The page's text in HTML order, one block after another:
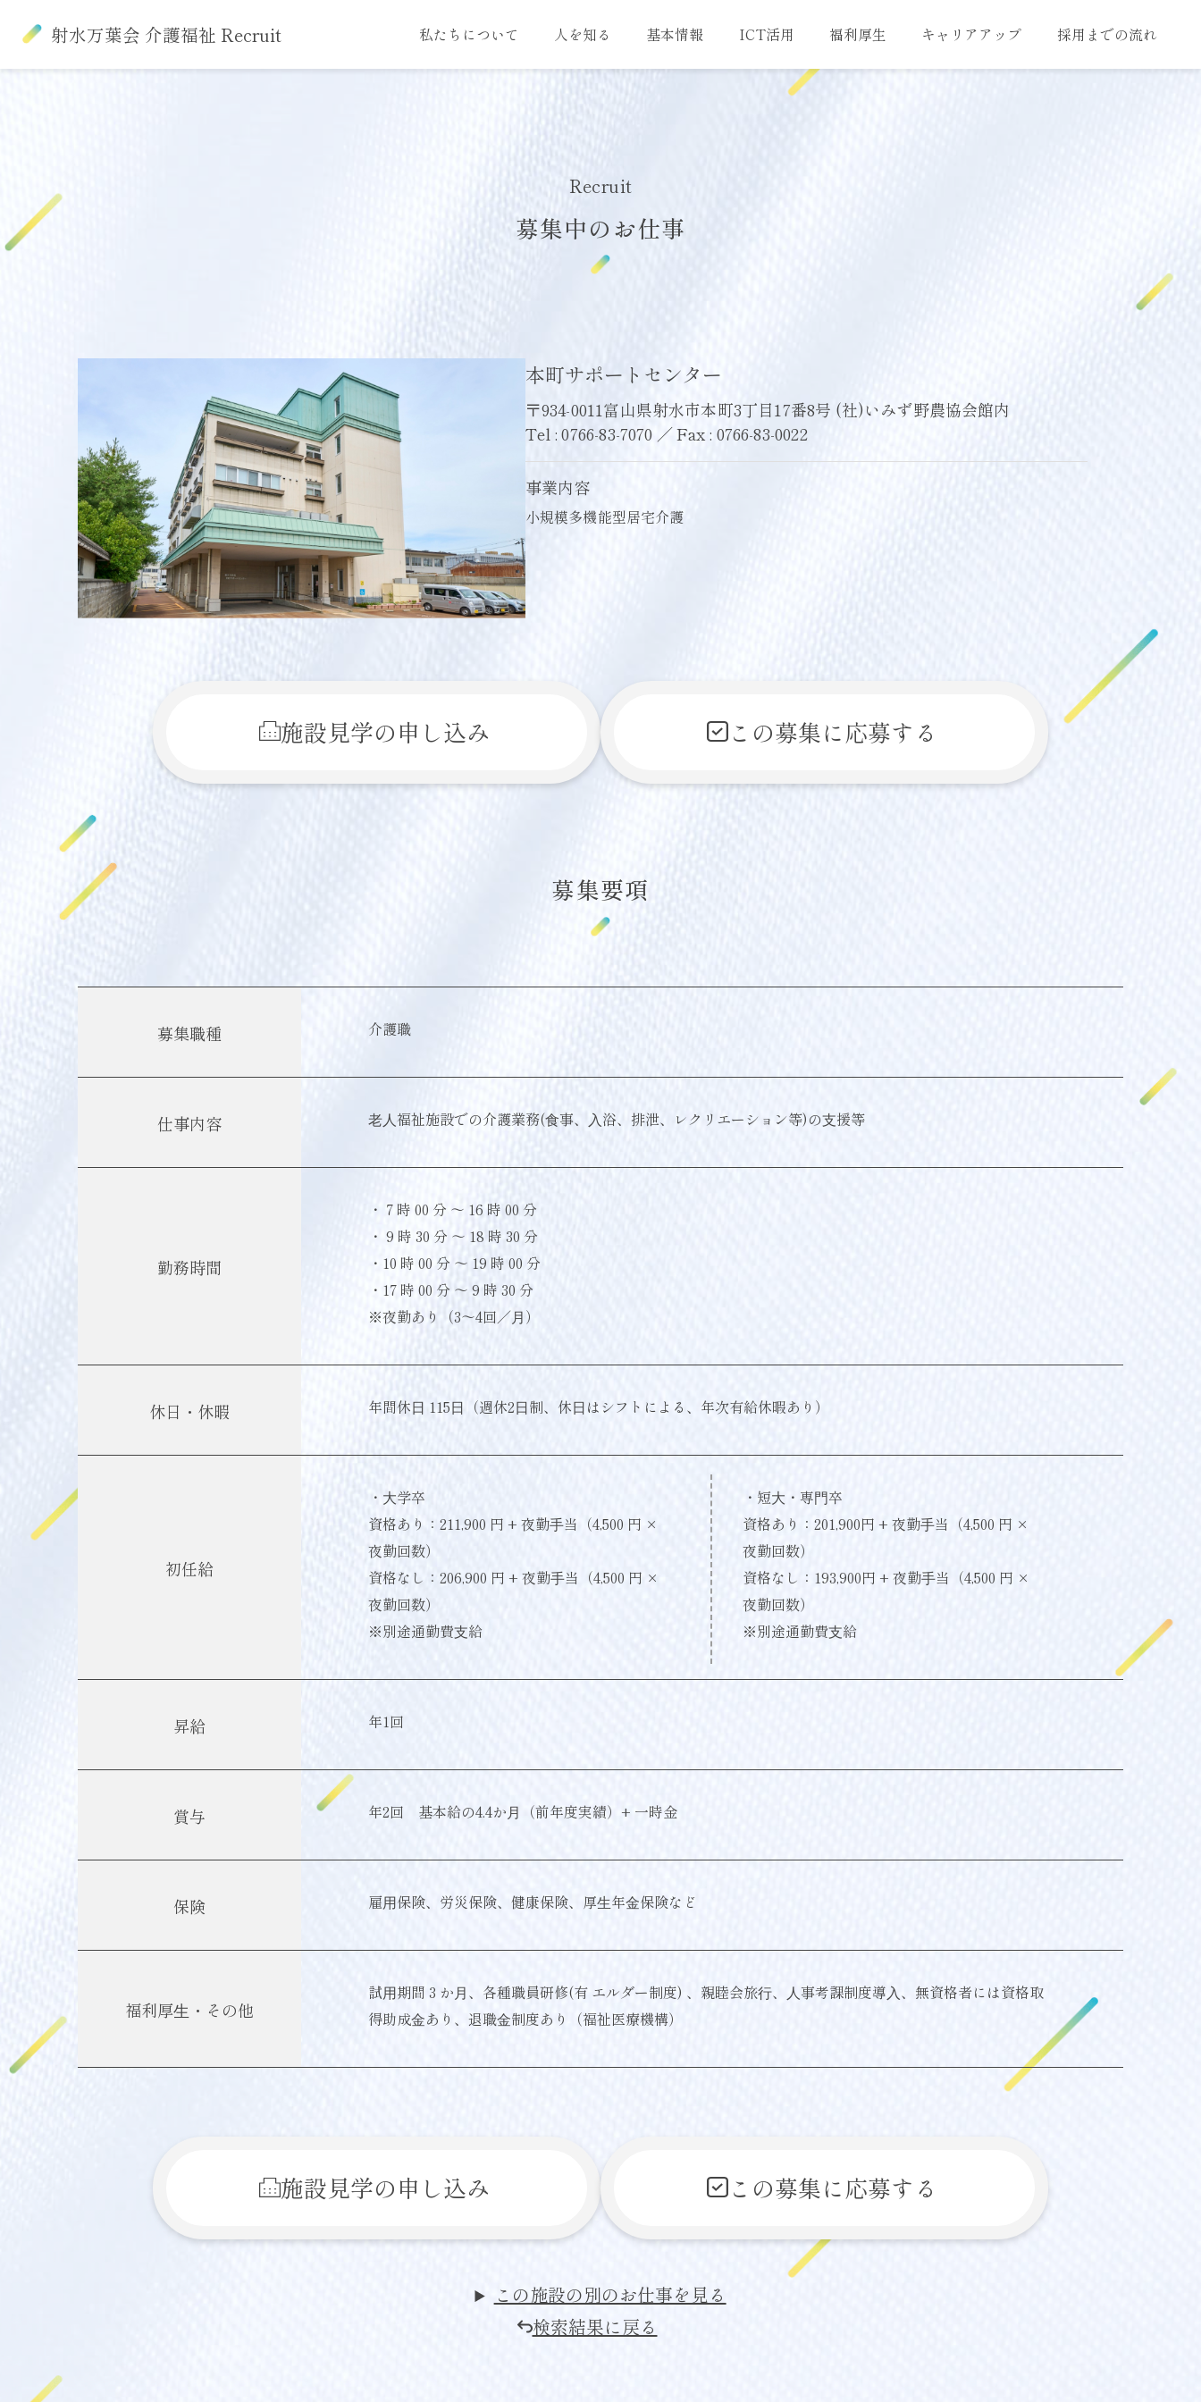
射水万葉会 介護福祉 Recruit 私たちについて 人を知る 基本情報 ICT活用 福利厚生 キャリアアップ 採用までの流れ
Recruit
募集中のお仕事
本町サポートセンター
〒934-0011富山県射水市本町3丁目17番8号 (社)いみず野農協会館内
Tel 0766-83-7070 Fax 0766-83-0022
事業内容
小規模多機能型居宅介護
施設見学の申し込み この募集に応募する
募集要項
募集職種 介護職
仕事内容 ⽼⼈福祉施設での介護業務(⾷事、⼊浴、排泄、レクリエーション等)の⽀援等
勤務時間
・ 7 時 00 分 〜 16 時 00 分
・ 9 時 30 分 〜 18 時 30 分
・10 時 00 分 〜 19 時 00 分
・17 時 00 分 〜 9 時 30 分
※夜勤あり（3〜4回／⽉）
休日・休暇 年間休⽇ 115⽇（週休2⽇制、休⽇はシフトによる、年次有給休暇あり）
初任給
・⼤学卒
資格あり：211,900 円 + 夜勤⼿当（4,500 円 ×
夜勤回数）
資格なし：206,900 円 + 夜勤⼿当（4,500 円 ×
夜勤回数）
※別途通勤費⽀給
・短⼤・専⾨卒
資格あり：201,900円 + 夜勤⼿当（4,500 円 ×
夜勤回数）
資格なし：193,900円 + 夜勤⼿当（4,500 円 ×
夜勤回数）
※別途通勤費⽀給
昇給 年1回
賞与 年2回 基本給の4.4か⽉（前年度実績）+ 一時金
保険 雇⽤保険、労災保険、健康保険、厚⽣年⾦保険など
福利厚⽣・その他
試⽤期間 3 か⽉、各種職員研修(有 エルダー制度) 、親睦会旅⾏、⼈事考課制度導⼊、無資格者には資格取
得助成⾦あり、退職⾦制度あり（福祉医療機構）
施設見学の申し込み この募集に応募する
この施設の別のお仕事を見る
検索結果に戻る